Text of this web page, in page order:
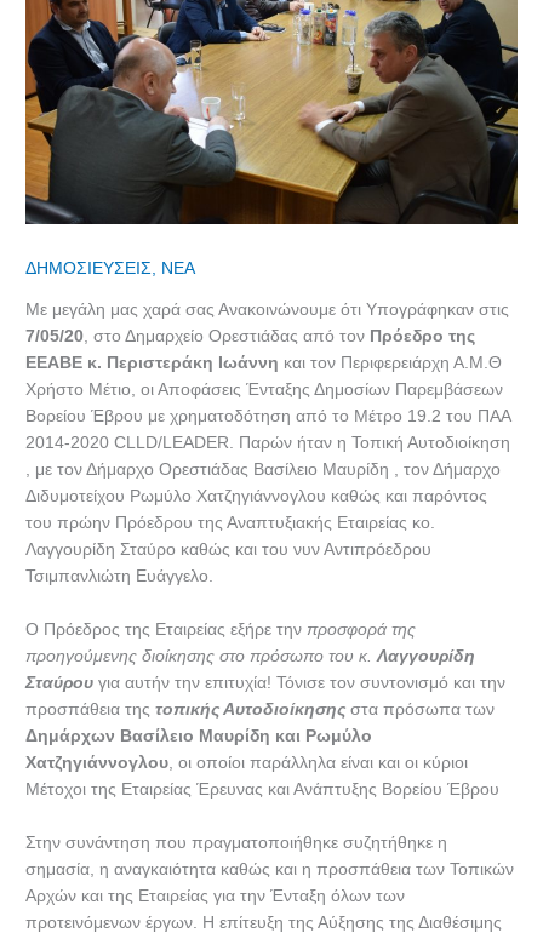
ΔΗΜΟΣΙΕΥΣΕΙΣ, ΝΕΑ
Με μεγάλη μας χαρά σας Ανακοινώνουμε ότι Υπογράφηκαν στις
7/05/20 , στο Δημαρχείο Ορεστιάδας από τον Πρόεδρο της
ΕΕΑΒΕ κ. Περιστεράκη Ιωάννη και τον Περιφερειάρχη Α.Μ.Θ
Χρήστο Μέτιο, οι Αποφάσεις Ένταξης Δημοσίων Παρεμβάσεων
Βορείου Έβρου με χρηματοδότηση από το Μέτρο 19.2 του ΠΑΑ
2014-2020 CLLD/LEADER. Παρών ήταν η Τοπική Αυτοδιοίκηση
, με τον Δήμαρχο Ορεστιάδας Βασίλειο Μαυρίδη , τον Δήμαρχο
Διδυμοτείχου Ρωμύλο Χατζηγιάννογλου καθώς και παρόντος
του πρώην Πρόεδρου της Αναπτυξιακής Εταιρείας κο.
Λαγγουρίδη Σταύρο καθώς και του νυν Αντιπρόεδρου
Τσιμπανλιώτη Ευάγγελο.
Ο Πρόεδρος της Εταιρείας εξήρε την προσφορά της
προηγούμενης διοίκησης στο πρόσωπο του κ.Λαγγουρίδη
Σταύρου για αυτήν την επιτυχία! Τόνισε τον συντονισμό και την
προσπάθεια τηςτοπικής Αυτοδιοίκησης στα πρόσωπα των
Δημάρχων Βασίλειο Μαυρίδη και Ρωμύλο
Χατζηγιάννογλου , οι οποίοι παράλληλα είναι και οι κύριοι
Μέτοχοι της Εταιρείας Έρευνας και Ανάπτυξης Βορείου Έβρου
Στην συνάντηση που πραγματοποιήθηκε συζητήθηκε η
σημασία, η αναγκαιότητα καθώς και η προσπάθεια των Τοπικών
Αρχών και της Εταιρείας για την Ένταξη όλων των
προτεινόμενων έργων. Η επίτευξη της Αύξησης της Διαθέσιμης